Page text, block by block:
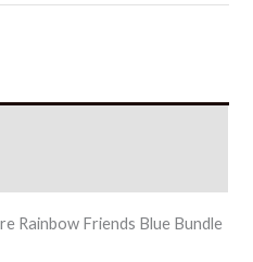
Rainbow Friends Blue Bundle